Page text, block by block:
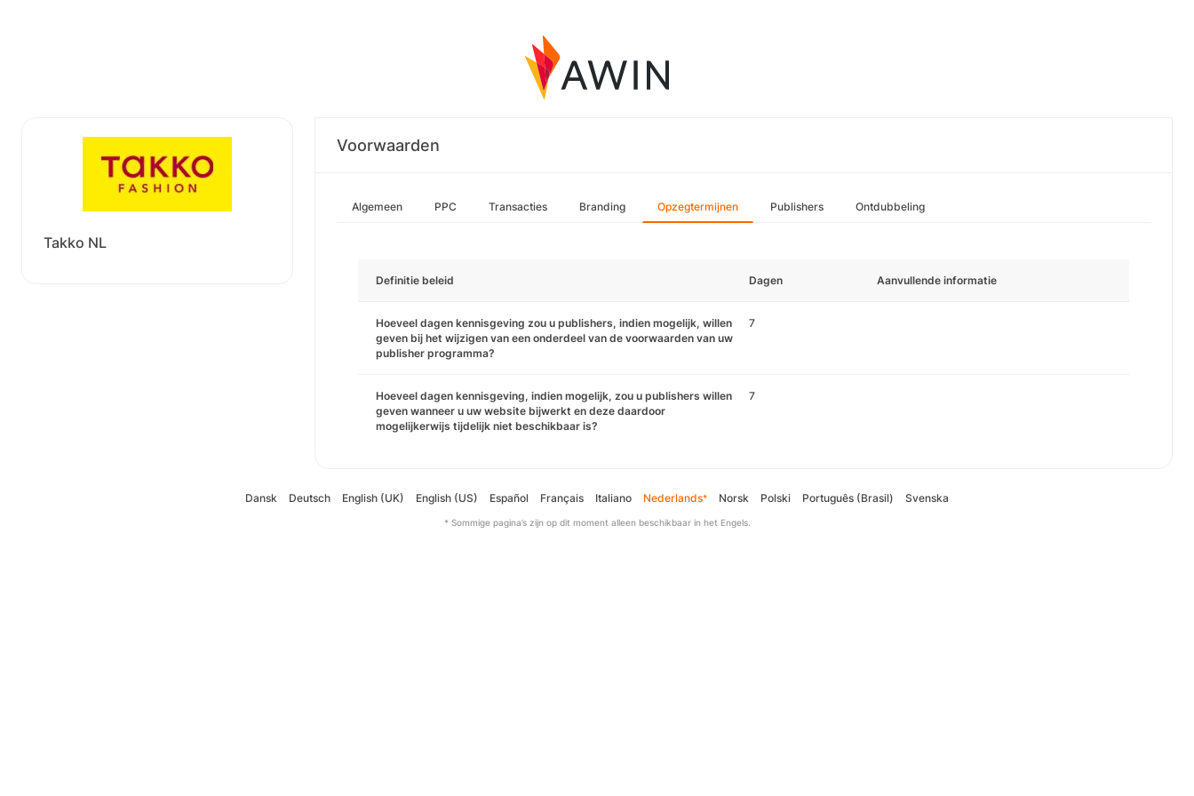
Takko NL
Voorwaarden
Algemeen PPC Transacties Branding Opzegtermijnen Publishers Ontdubbeling
Definitie beleid Dagen Aanvullende informatie
Hoeveel dagen kennisgeving zou u publishers, indien mogelijk, willen
geven bij het wijzigen van een onderdeel van de voorwaarden van uw
publisher programma?
7
Hoeveel dagen kennisgeving, indien mogelijk, zou u publishers willen
geven wanneer u uw website bijwerkt en deze daardoor
mogelijkerwijs tijdelijk niet beschikbaar is?
7
Dansk Deutsch English (UK) English (US) Español Français Italiano Nederlands* Norsk Polski Português (Brasil) Svenska
* Sommige pagina’s zijn op dit moment alleen beschikbaar in het Engels.